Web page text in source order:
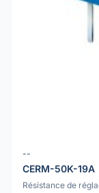
--
CERM-50K-19A
Résistance de